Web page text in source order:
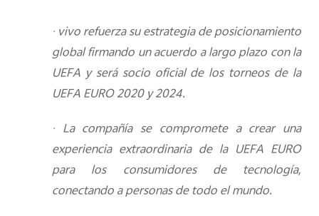
· vivo refuerza su estrategia de posicionamiento
global firmando un acuerdo a largo plazo con la
UEFA y será socio oficial de los torneos de la
UEFA EURO 2020 y 2024.
· La compañía se compromete a crear una
experiencia extraordinaria de la UEFA EURO
para los consumidores de tecnología,
conectando a personas de todo el mundo.